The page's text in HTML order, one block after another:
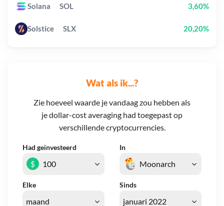
Wat als ik...?
Zie hoeveel waarde je vandaag zou hebben als
je dollar-cost averaging had toegepast op
verschillende cryptocurrencies.
Had geïnvesteerd In
Elke Sinds
$
Solana SOL 3,60%
Solstice SLX 20,20%